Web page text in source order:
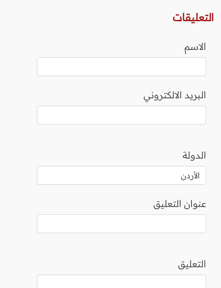
التعليقات
الاسم
البريد الالكتروني
الدولة
عنوان التعليق
التعليق